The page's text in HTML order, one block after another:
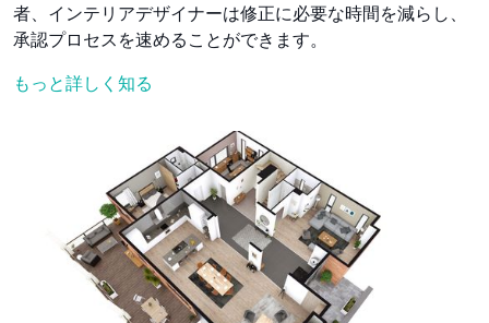
者、インテリアデザイナーは修正に必要な時間を減らし、
承認プロセスを速めることができます。
もっと詳しく知る